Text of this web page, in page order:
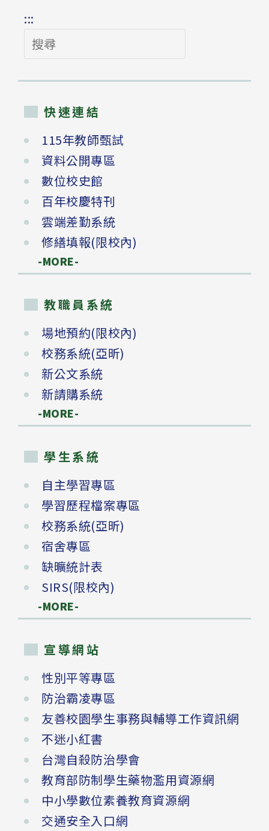
:::
搜
尋
快速連結
115年教師甄試
資料公開專區
數位校史館
百年校慶特刊
雲端差勤系統
修繕填報(限校內)
-MORE-
教職員系統
場地預約(限校內)
校務系統(亞昕)
新公文系統
新請購系統
-MORE-
學生系統
自主學習專區
學習歷程檔案專區
校務系統(亞昕)
宿舍專區
缺曠統計表
SIRS(限校內)
-MORE-
宣導網站
性別平等專區
防治霸凌專區
友善校園學生事務與輔導工作資訊網
不迷小紅書
台灣自殺防治學會
教育部防制學生藥物濫用資源網
中小學數位素養教育資源網
交通安全入口網